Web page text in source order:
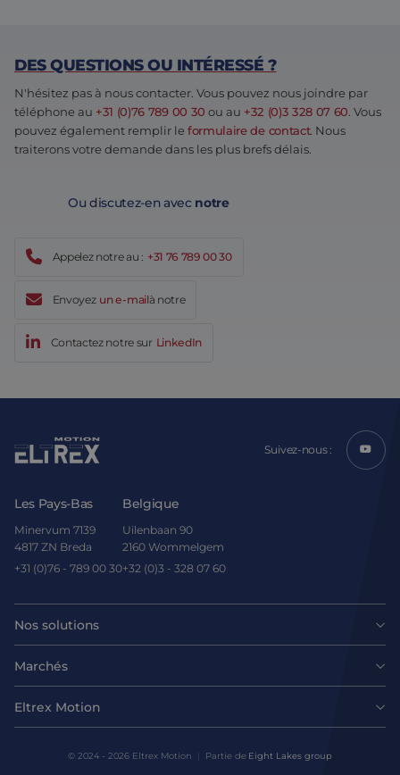
DES QUESTIONS OU INTÉRESSÉ ?
N'hésitez pas à nous contacter. Vous pouvez nous joindre par
téléphone au +31 (0)76 789 00 30 ou au +32 (0)3 328 07 60. Vous
pouvez également remplir leformulaire de contact. Nous
traiterons votre demande dans les plus brefs délais.
Ou discutez-en avec notre
Appelez notre au : +31 76 789 00 30
Envoyez un e-mailà notre
Contactez notre sur LinkedIn
Suivez-nous :
Les Pays-Bas
Minervum 7139
4817 ZN Breda
+31 (0)76 - 789 00 30
Belgique
Uilenbaan 90
2160 Wommelgem
+32 (0)3 - 328 07 60
Nos solutions
Moteurs
Entraînements et contrôleurs
Mécanique
Marchés
Agroalimentaire
Eltrex Motion
© 2024 - 2026 Eltrex Motion Partie de Eight Lakes group